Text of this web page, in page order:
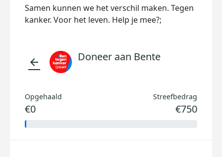
Samen kunnen we het verschil maken. Tegen
kanker. Voor het leven. Help je mee?;
arrow_back Doneer aan Bente
Opgehaald
€0
Streefbedrag
€750